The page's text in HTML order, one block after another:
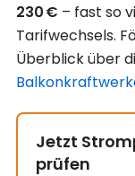
230 € – fast so
Tarifwechsels.
Überblick über
Jetzt
prüfen